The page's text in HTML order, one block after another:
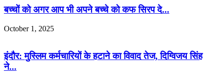
बच्चों को अगर आप भी अपने बच्चे को कफ सिरप दे...
October 1, 2025
इंदौर: मुस्लिम कर्मचारियों के हटाने का विवाद तेज, दिग्विजय सिंह
ने...